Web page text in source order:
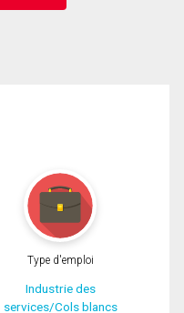
Type d'emploi
Industrie des
services/Cols blancs